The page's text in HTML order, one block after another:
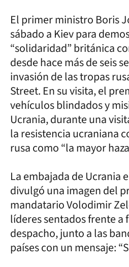
El primer ministro Boris
sábado a Kiev para
“solidaridad” británica
desde hace más de seis
invasión de las tropas
Street. En su visita, el
vehículos blindados y
Ucrania, durante una
la resistencia ucraniana
rusa como “la mayor
La embajada de Ucrania
divulgó una imagen del
mandatario Volodimir
líderes sentados frente a
despacho, junto a las
países con un mensaje: